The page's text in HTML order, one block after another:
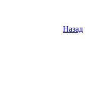
Назад